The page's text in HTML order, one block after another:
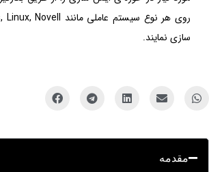
سازی نمايند.
مقدمه